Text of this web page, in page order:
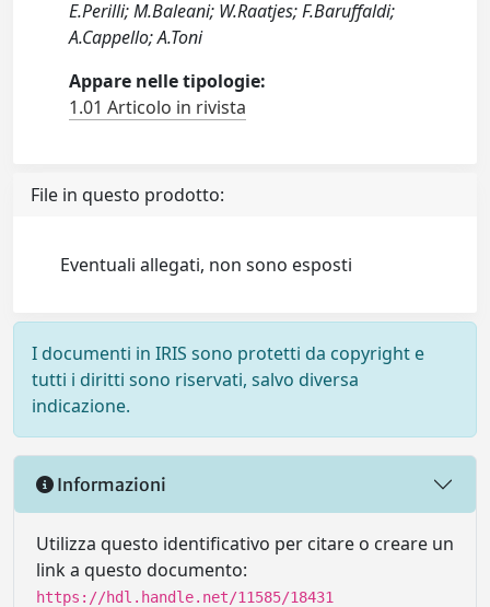
E.Perilli; M.Baleani; W.Raatjes; F.Baruffaldi;
A.Cappello; A.Toni
Appare nelle tipologie:
1.01 Articolo in rivista
File in questo prodotto:
Eventuali allegati, non sono esposti
I documenti in IRIS sono protetti da copyright e
tutti i diritti sono riservati, salvo diversa
indicazione.
Informazioni
Utilizza questo identificativo per citare o creare un
link a questo documento:
https://hdl.handle.net/11585/18431